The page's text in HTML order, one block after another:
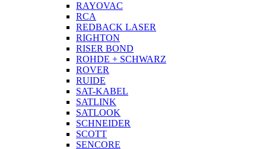
RAYOVAC
RCA
REDBACK LASER
RIGHTON
RISER BOND
ROHDE + SCHWARZ
ROVER
RUIDE
SAT-KABEL
SATLINK
SATLOOK
SCHNEIDER
SCOTT
SENCORE